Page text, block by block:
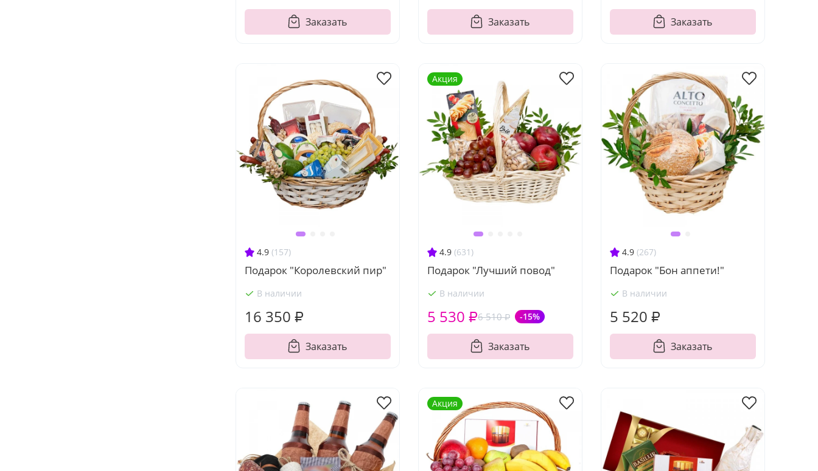
Заказать Заказать Заказать
4.9 (157)
Подарок "Королевский пир"
В наличии
16 350 ₽
Заказать
4.9 (631)
Подарок "Лучший повод"
В наличии
6 510 ₽ -15%
5 530 ₽
Заказать
Акция
4.9 (267)
Подарок "Бон аппети!"
В наличии
5 520 ₽
Заказать
Акция